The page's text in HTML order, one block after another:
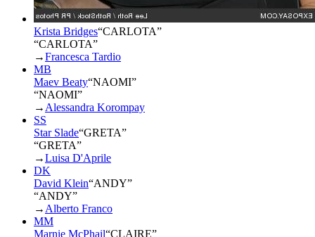
Krista Bridges“CARLOTA”
“CARLOTA”
→Francesca Tardio
MB
Maev Beaty“NAOMI”
“NAOMI”
→ Alessandra Korompay
SS
Star Slade“GRETA”
“GRETA”
→Luisa D'Aprile
DK
David Klein“ANDY”
“ANDY”
→ Alberto Franco
MM
Marnie McPhail“CLAIRE”